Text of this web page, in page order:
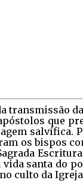
transmissão
que
salvífica.
os bispos
santa do
culto da